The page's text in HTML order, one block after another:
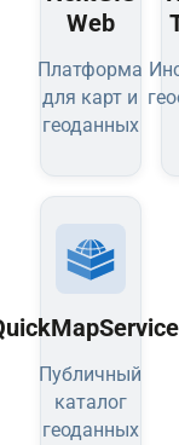
Web
Платформа
для карт и
геоданных
Публичный
каталог
геоданных